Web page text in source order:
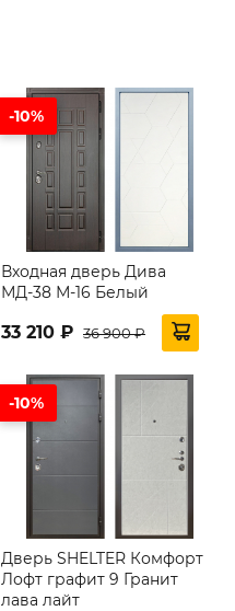
-10%
Входная дверь Дива
МД-38 М-16 Белый
33 210 ₽ 36 900 ₽
-10%
Дверь SHELTER Комфорт
Лофт графит 9 Гранит
лава лайт